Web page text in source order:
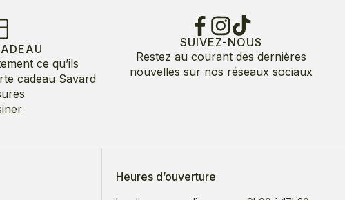
ce qu’ils
cadeau Savard
SUIVEZ-NOUS
Restez au courant des dernières
nouvelles sur nos réseaux sociaux
Heures d’ouverture